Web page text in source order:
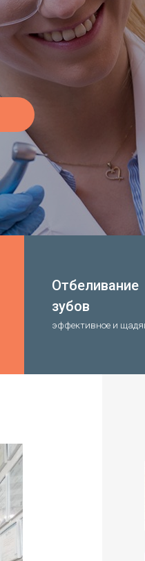
Отбеливание
зубов
эффективное и